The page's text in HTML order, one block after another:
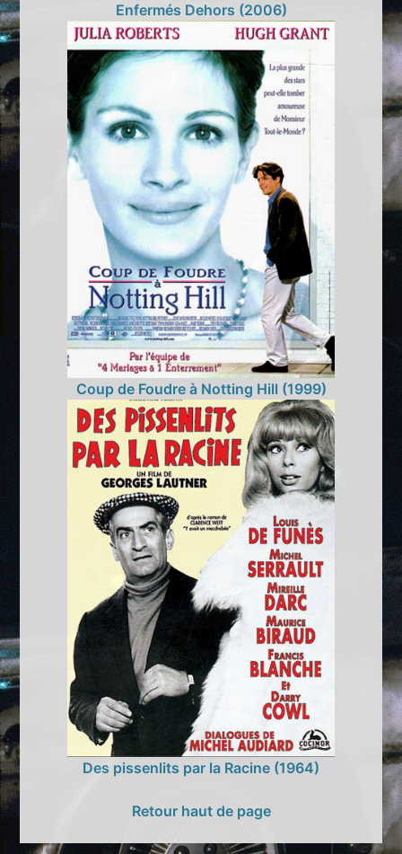
Enfermés Dehors (2006)
Coup de Foudre à Notting Hill (1999)
Des pissenlits par la Racine (1964)
Retour haut de page